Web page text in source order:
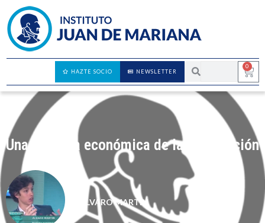
0
NEWSLETTER
HAZTE SOCIO
Una defensa económica de la inmigración
ÁLVARO MARTÍN